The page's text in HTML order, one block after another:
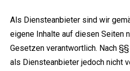
Als Diensteanbieter sind wir
eigene Inhalte auf diesen Seiten
Gesetzen verantwortlich. Nach
als Diensteanbieter jedoch nicht